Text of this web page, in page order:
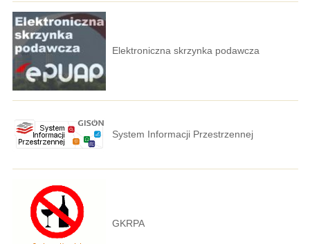
Elektroniczna skrzynka podawcza
System Informacji Przestrzennej
GKRPA